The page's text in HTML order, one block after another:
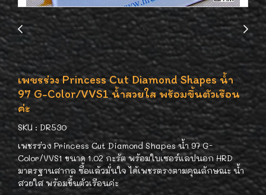
เพชรร่วง Princess Cut Diamond Shapes น้ำ
97 G-Color/VVS1 น้ำสวยใส พร้อมขึ้นตัวเรือน
ค่ะ
SKU : DR530
เพชรร่วง Princess Cut Diamond Shapes น้ำ 97 G-
Color/VVS1 ขนาด 1.02 กะรัต พร้อมใบเซอร์แลปนอก HRD
มาตรฐานสากล ซื้อแล้วมั่นใจ ได้เพชรตรงตามคุณลักษณะ น้ำ
สวยใส พร้อมขึ้นตัวเรือนค่ะ